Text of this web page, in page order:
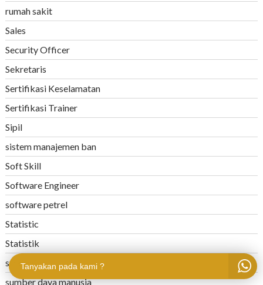
rumah sakit
Sales
Security Officer
Sekretaris
Sertifikasi Keselamatan
Sertifikasi Trainer
Sipil
sistem manajemen ban
Soft Skill
Software Engineer
software petrel
Statistic
Statistik
strategi
sumber daya manusia
Tanyakan pada kami ?